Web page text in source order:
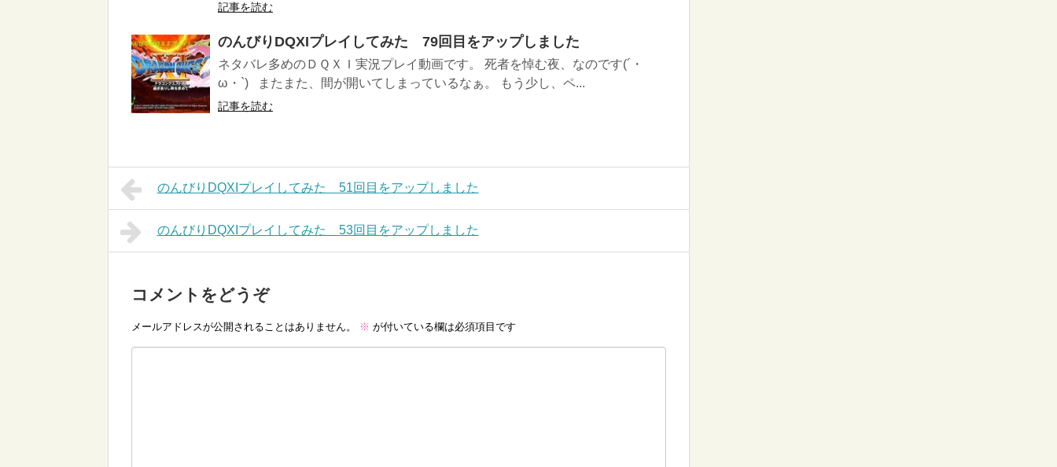
記事を読む
のんびりDQXIプレイしてみた 79回目をアップしました
ネタバレ多めのＤＱＸＩ実況プレイ動画です。 死者を悼む夜、なのです(´・
ω・`) またまた、間が開いてしまっているなぁ。 もう少し、ペ...
記事を読む
のんびりDQXIプレイしてみた 51回目をアップしました
のんびりDQXIプレイしてみた 53回目をアップしました
コメントをどうぞ
メールアドレスが公開されることはありません。 ※ が付いている欄は必須項目です